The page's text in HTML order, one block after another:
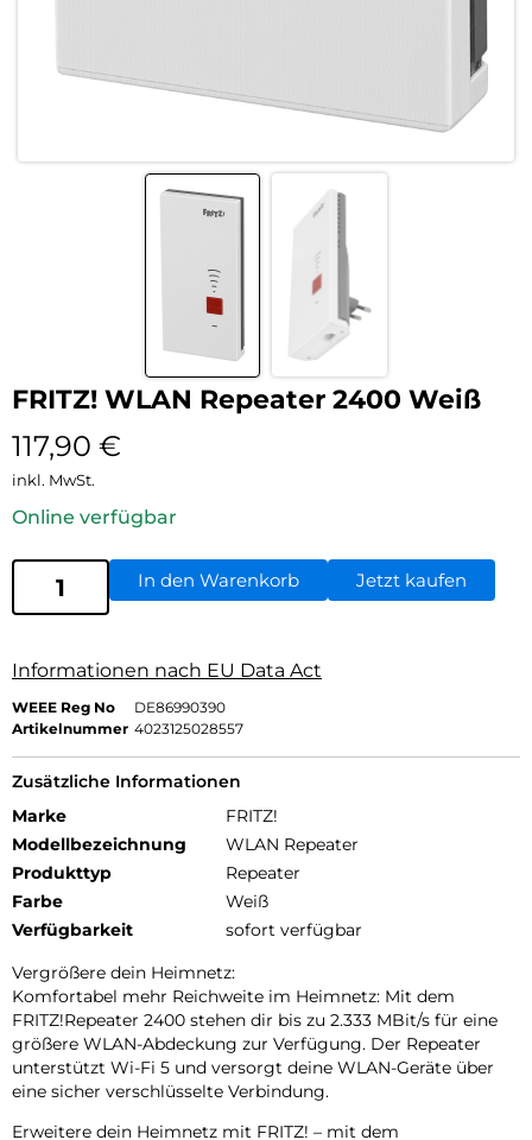
FRITZ! WLAN Repeater 2400 Weiß
117,90 €
inkl. MwSt.
Online verfügbar
In den Warenkorb Jetzt kaufen
Informationen nach EU Data Act
WEEE Reg No
DE86990390
Artikelnummer 4023125028557
Zusätzliche Informationen
Marke
FRITZ!
Modellbezeichnung
WLAN Repeater
Produkttyp
Repeater
Farbe
Weiß
Verfügbarkeit
sofort verfügbar
Vergrößere dein Heimnetz:
Komfortabel mehr Reichweite im Heimnetz: Mit dem
FRITZ!Repeater 2400 stehen dir bis zu 2.333 MBit/s für eine
größere WLAN-Abdeckung zur Verfügung. Der Repeater
unterstützt Wi-Fi 5 und versorgt deine WLAN-Geräte über
eine sicher verschlüsselte Verbindung.
Erweitere dein Heimnetz mit FRITZ! – mit dem